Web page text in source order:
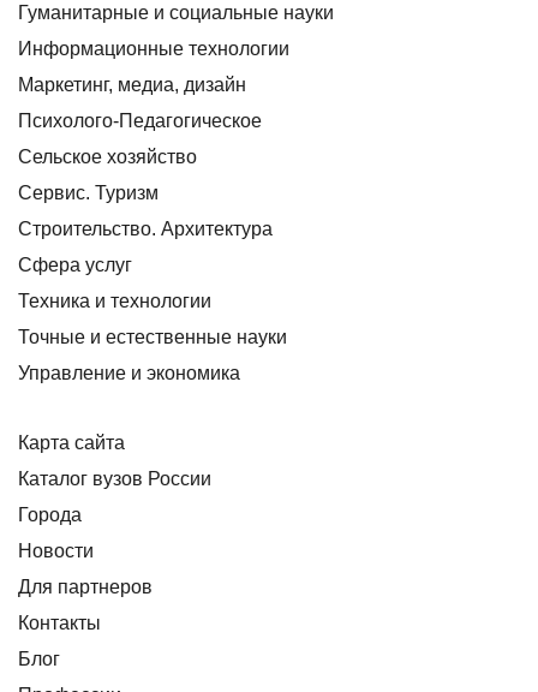
Гуманитарные и социальные науки
Информационные технологии
Маркетинг, медиа, дизайн
Психолого-Педагогическое
Сельское хозяйство
Сервис. Туризм
Строительство. Архитектура
Сфера услуг
Техника и технологии
Точные и естественные науки
Управление и экономика
Карта сайта
Каталог вузов России
Города
Новости
Для партнеров
Контакты
Блог